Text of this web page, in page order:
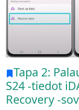
Tapa 2:
S24 -tiedot
Recovery -